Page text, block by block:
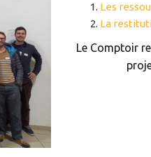
Les
La
Le Comptoir